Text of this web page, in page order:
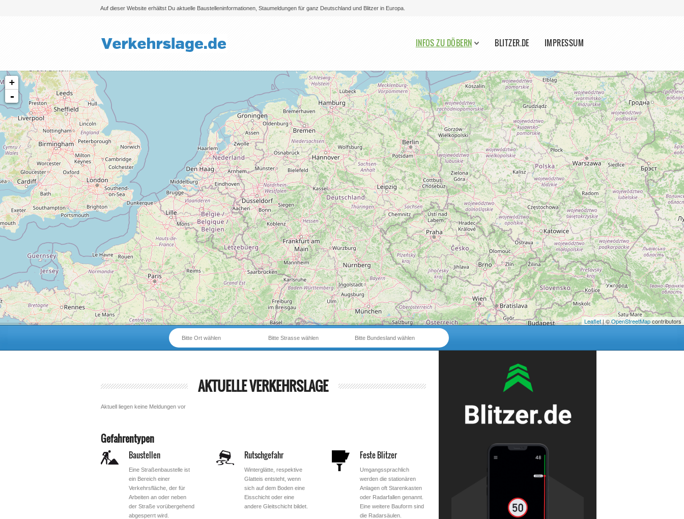
Auf dieser Website erhältst Du aktuelle Baustelleninformationen, Staumeldungen für ganz Deutschland und Blitzer in Europa.
Bitte auswählen
INFOS ZU DÖBERN BLITZER.DE IMPRESSUM
+
-
Leaflet| ©OpenStreetMapcontributors
Bitte Bundesland wählen
Bitte Strasse wählen
Bitte Ort wählen
AKTUELLE VERKEHRSLAGE
Aktuell liegen keine Meldungen vor
Gefahrentypen
Baustellen
Eine Straßenbaustelle ist
ein Bereich einer
Verkehrsfläche, der für
Arbeiten an oder neben
der Straße vorübergehend
abgesperrt wird.
Rutschgefahr
Winterglätte, respektive
Glatteis entsteht, wenn
sich auf dem Boden eine
Eisschicht oder eine
andere Gleitschicht bildet.
Feste Blitzer
Umgangssprachlich
werden die stationären
Anlagen oft Starenkasten
oder Radarfallen genannt.
Eine weitere Bauform sind
die Radarsäulen.